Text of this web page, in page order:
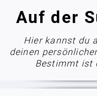
Auf der
Hier kannst du
deinen
Bestimmt ist